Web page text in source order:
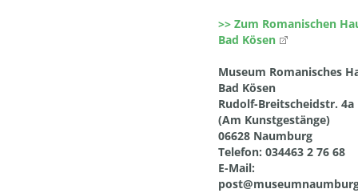
>> Zum Romanischen
Bad Kösen
Museum Romanisches
Bad Kösen
Rudolf-Breitscheidstr. 4a
(Am Kunstgestänge)
06628 Naumburg
Telefon: 034463 2 76 68
E-Mail: